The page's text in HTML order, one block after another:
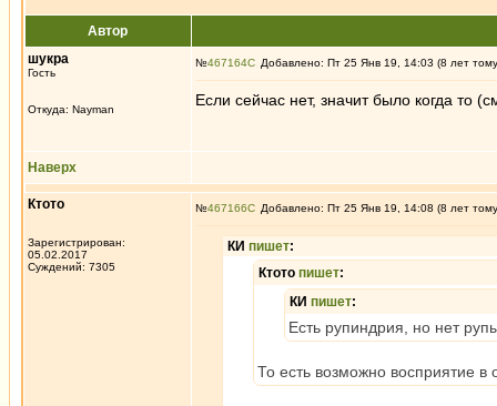
Автор
шукра
Гость
Откуда: Nayman
№467164 Добавлено: Пт 25 Янв 19, 14:03 (8 лет
Если сейчас нет, значит было когда то
Наверх
Ктото
Зарегистрирован:
05.02.2017
Суждений: 7305
№467166 Добавлено: Пт 25 Янв 19, 14:08 (8 лет
КИ пишет:
Ктото пишет:
КИ пишет:
Есть рупиндрия, но нет
То есть возможно восприятие в